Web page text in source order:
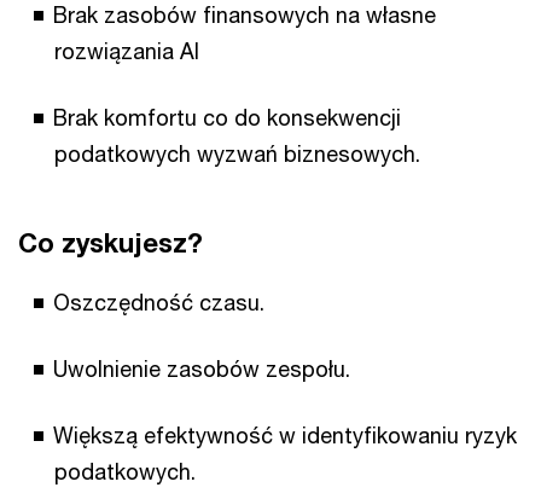
Brak zasobów finansowych na własne
rozwiązania AI
Brak komfortu co do konsekwencji
podatkowych wyzwań biznesowych.
Co zyskujesz?
Oszczędność czasu.
Uwolnienie zasobów zespołu.
Większą efektywność w identyfikowaniu ryzyk
podatkowych.